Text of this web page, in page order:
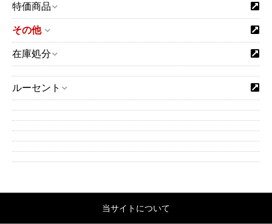
特価商品
その他
在庫処分
ルーセント
当サイトについて